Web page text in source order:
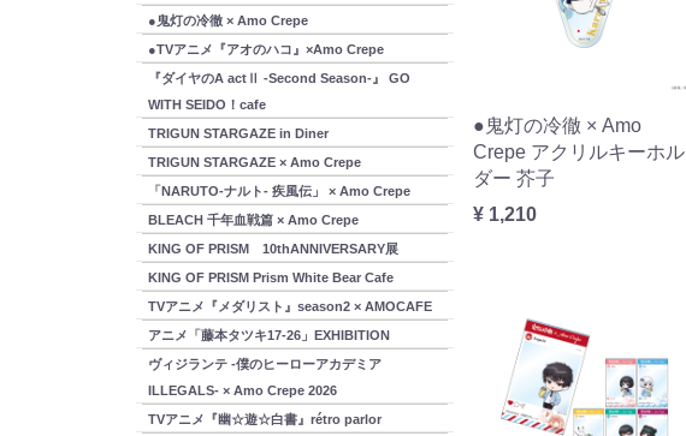
●鬼灯の冷徹 × Amo Crepe
●TVアニメ『アオのハコ』×Amo Crepe
『ダイヤのA actⅡ -Second Season-』 GO
WITH SEIDO！cafe
TRIGUN STARGAZE in Diner
TRIGUN STARGAZE × Amo Crepe
「NARUTO-ナルト- 疾風伝」 × Amo Crepe
BLEACH 千年血戦篇 × Amo Crepe
KING OF PRISM 10thANNIVERSARY展
KING OF PRISM Prism White Bear Cafe
TVアニメ『メダリスト』season2 × AMOCAFE
アニメ「藤本タツキ17-26」EXHIBITION
ヴィジランテ -僕のヒーローアカデミア
ILLEGALS- × Amo Crepe 2026
TVアニメ『幽☆遊☆白書』rétro parlor
●鬼灯の冷徹 × Amo
Crepe アクリルキーホル
ダー 芥子
¥ 1,210